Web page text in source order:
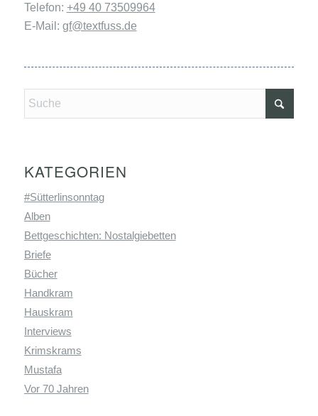
Telefon: +49 40 73509964
E-Mail: gf@textfuss.de
KATEGORIEN
#Sütterlinsonntag
Alben
Bettgeschichten: Nostalgiebetten
Briefe
Bücher
Handkram
Hauskram
Interviews
Krimskrams
Mustafa
Vor 70 Jahren